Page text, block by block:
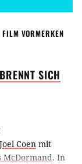
FILM VORMERKEN
SICH
Joel Coen mit
McDormand. In